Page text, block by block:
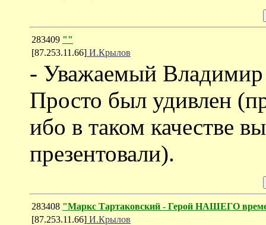
283409 ""
[87.253.11.66] И.Крылов
- Уважаемый Владимир
Просто был удивлен
ибо в таком качестве
презентовали).
283408 "Маркс Тартаковский - Герой НАШЕГО
[87.253.11.66] И.Крылов